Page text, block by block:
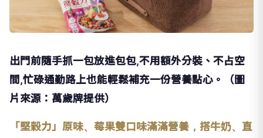
出門前隨手抓一包放進包包,不用額外分裝、不占空
間,忙碌通勤路上也能輕鬆補充一份營養點心。（圖
片來源：萬歲牌提供）
「堅穀力」原味、莓果雙口味滿滿營養，搭牛奶、直